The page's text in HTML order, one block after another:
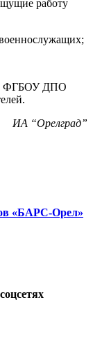
работу
ФГБОУ ДПО
ИА “Орелград”
«БАРС-Орел»